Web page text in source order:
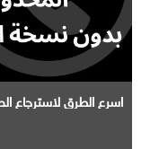
اسرع الطرق لاسترجاع